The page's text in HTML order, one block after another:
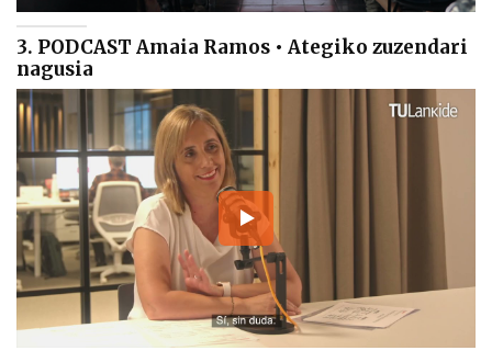
3. PODCAST Amaia Ramos • Ategiko zuzendari
nagusia